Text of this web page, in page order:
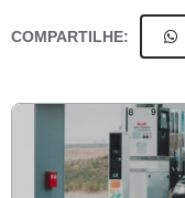
COMPARTILHE: